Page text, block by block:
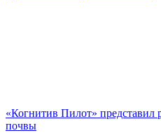
«Когнитив Пилот» представил
почвы